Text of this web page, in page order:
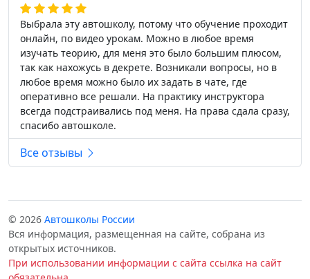
Выбрала эту автошколу, потому что обучение проходит
онлайн, по видео урокам. Можно в любое время
изучать теорию, для меня это было большим плюсом,
так как нахожусь в декрете. Возникали вопросы, но в
любое время можно было их задать в чате, где
оперативно все решали. На практику инструктора
всегда подстраивались под меня. На права сдала сразу,
спасибо автошколе.
Все отзывы
© 2026 Автошколы России
Вся информация, размещенная на сайте, собрана из
открытых источников.
При использовании информации с сайта ссылка на сайт